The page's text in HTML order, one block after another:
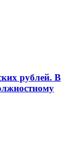
рублей. В